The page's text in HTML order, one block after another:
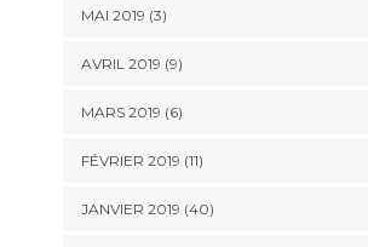
MAI 2019 (3)
AVRIL 2019 (9)
MARS 2019 (6)
FÉVRIER 2019 (11)
JANVIER 2019 (40)